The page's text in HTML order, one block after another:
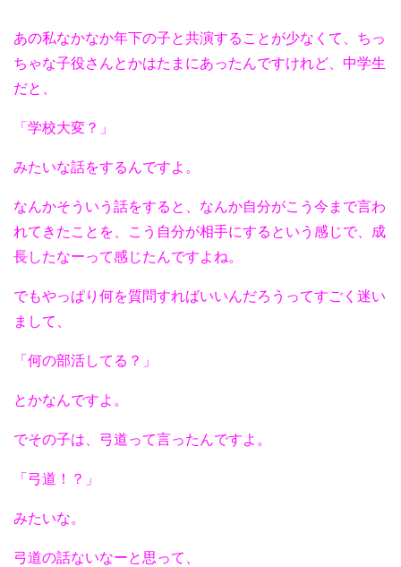
あの私なかなか年下の子と共演することが少なくて、ちっ
ちゃな子役さんとかはたまにあったんですけれど、中学生
だと、
「学校大変？」
みたいな話をするんですよ。
なんかそういう話をすると、なんか自分がこう今まで言わ
れてきたことを、こう自分が相手にするという感じで、成
長したなーって感じたんですよね。
でもやっぱり何を質問すればいいんだろうってすごく迷い
まして、
「何の部活してる？」
とかなんですよ。
でその子は、弓道って言ったんですよ。
「弓道！？」
みたいな。
弓道の話ないなーと思って、